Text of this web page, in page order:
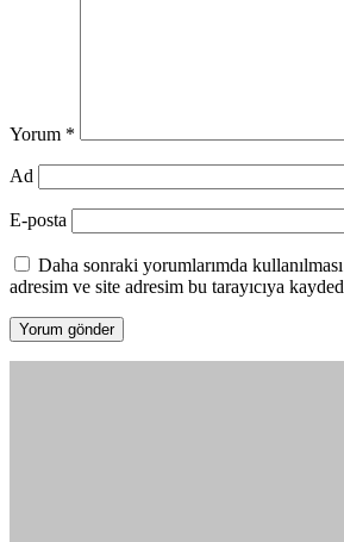
Yorum *
Ad
E-posta
Daha sonraki yorumlarımda
adresim ve site adresim bu tarayıcıya